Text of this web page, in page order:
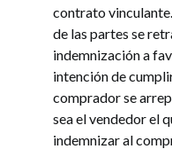
contrato
de las partes se
indemnización a
intención de
comprador se
sea el vendedor el
indemnizar al